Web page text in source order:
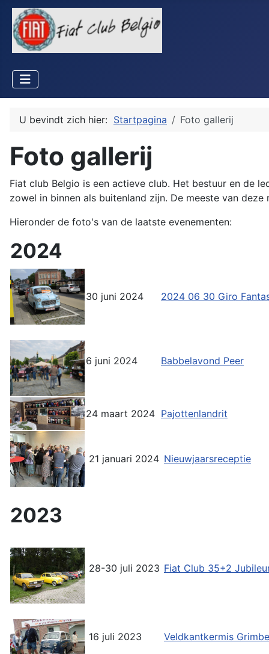
U bevindt zich hier: Startpagina Foto gallerij
Foto gallerij
Fiat club Belgio is een actieve club. Het bestuur en de
zowel in binnen als buitenland zijn. De meeste van
Hieronder de foto's van de laatste evenementen:
2024
30 juni 2024 2024 06 30 Giro
6 juni 2024 Babbelavond Peer
24 maart 2024 Pajottenlandrit
21 januari 2024 Nieuwjaarsreceptie
2023
28-30 juli 2023 Fiat Club 35+2
16 juli 2023 Veldkantkermis